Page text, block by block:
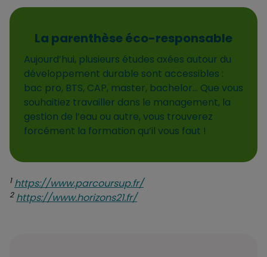
La parenthèse éco-responsable
Aujourd’hui, plusieurs études axées autour du
développement durable sont accessibles :
bac pro, BTS, CAP, master, bachelor… Que vous
souhaitiez travailler dans le management, la
gestion de l’eau ou autre, vous trouverez
forcément la formation qu’il vous faut !
1 https://www.parcoursup.fr/
2 https://www.horizons21.fr/